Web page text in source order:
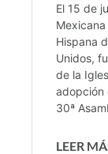
El 15 de
Hispana
Unidos,
de la
adopción
30ª
LEER